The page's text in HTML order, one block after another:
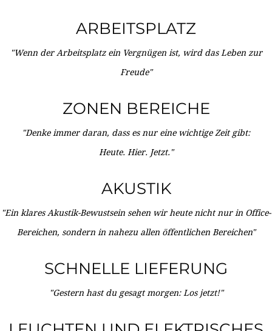
ARBEITSPLATZ
"Wenn der Arbeitsplatz ein Vergnügen ist, wird das Leben zur
Freude"
ZONEN BEREICHE
"Denke immer daran, dass es nur eine wichtige Zeit gibt:
Heute. Hier. Jetzt."
AKUSTIK
"Ein klares Akustik-Bewustsein sehen wir heute nicht nur in Office-
Bereichen, sondern in nahezu allen öffentlichen Bereichen"
SCHNELLE LIEFERUNG
"Gestern hast du gesagt morgen: Los jetzt!"